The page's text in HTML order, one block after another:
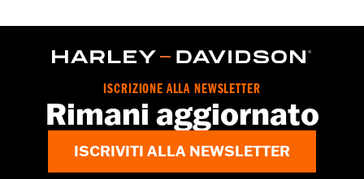
ISCRIZIONE ALLA NEWSLETTER
Rimani aggiornato
ISCRIVITI ALLA NEWSLETTER